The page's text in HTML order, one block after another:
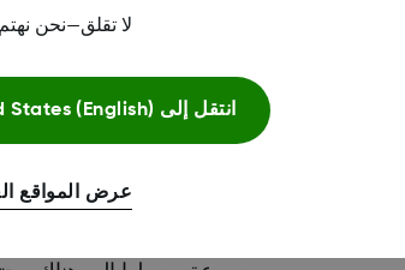
.
قراءات
بنظرة سريعة على الخاص
لا تقلق—نحن نهتم
انتقل إلى States (English)
عرض المواقع